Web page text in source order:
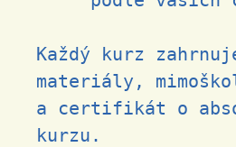
Každý kurz
materiály,
a certifikát o
kurzu.